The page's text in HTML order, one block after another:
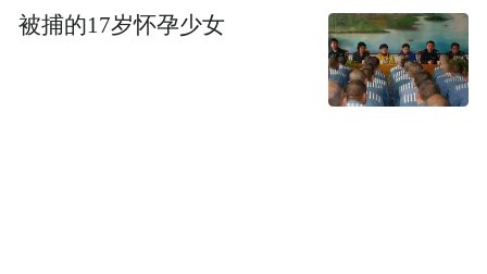
被捕的17岁怀孕少女